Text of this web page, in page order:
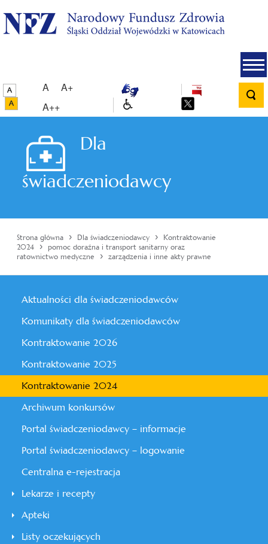
A
A+
A++
Dla
świadczeniodawcy
Strona główna › Dla świadczeniodawcy › Kontraktowanie
2024
› pomoc doraźna i transport sanitarny oraz
ratownictwo medyczne
› zarządzenia i inne akty prawne
Aktualności dla świadczeniodawców
Komunikaty dla świadczeniodawców
Kontraktowanie 2026
Kontraktowanie 2025
Kontraktowanie 2024
Archiwum konkursów
Portal świadczeniodawcy – informacje
Portal świadczeniodawcy – logowanie
Centralna e-rejestracja
Lekarze i recepty
Apteki
Listy oczekujących